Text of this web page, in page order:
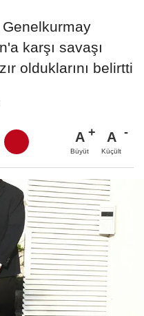
karşı savaşı
olduklarını belirtti
A
Büyüt
A
Küçült